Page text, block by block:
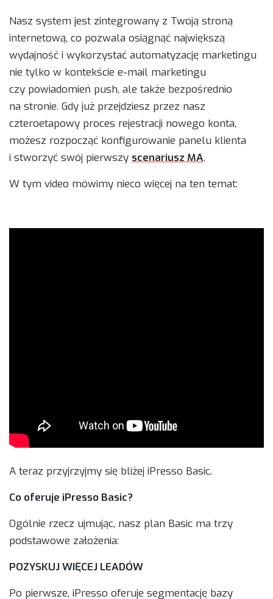
Nasz system jest zintegrowany z Twoją stroną
internetową, co pozwala osiągnąć największą
wydajność i wykorzystać automatyzację marketingu
nie tylko w kontekście e-mail marketingu
czy powiadomień push, ale także bezpośrednio
na stronie. Gdy już przejdziesz przez nasz
czteroetapowy proces rejestracji nowego konta,
możesz rozpocząć konfigurowanie panelu klienta
i stworzyć swój pierwszy scenariusz MA.
W tym video mówimy nieco więcej na ten temat:
A teraz przyjrzyjmy się bliżej iPresso Basic.
Co oferuje iPresso Basic?
Ogólnie rzecz ujmując, nasz plan Basic ma trzy
podstawowe założenia:
POZYSKUJ WIĘCEJ LEADÓW
Po pierwsze, iPresso oferuje segmentację bazy